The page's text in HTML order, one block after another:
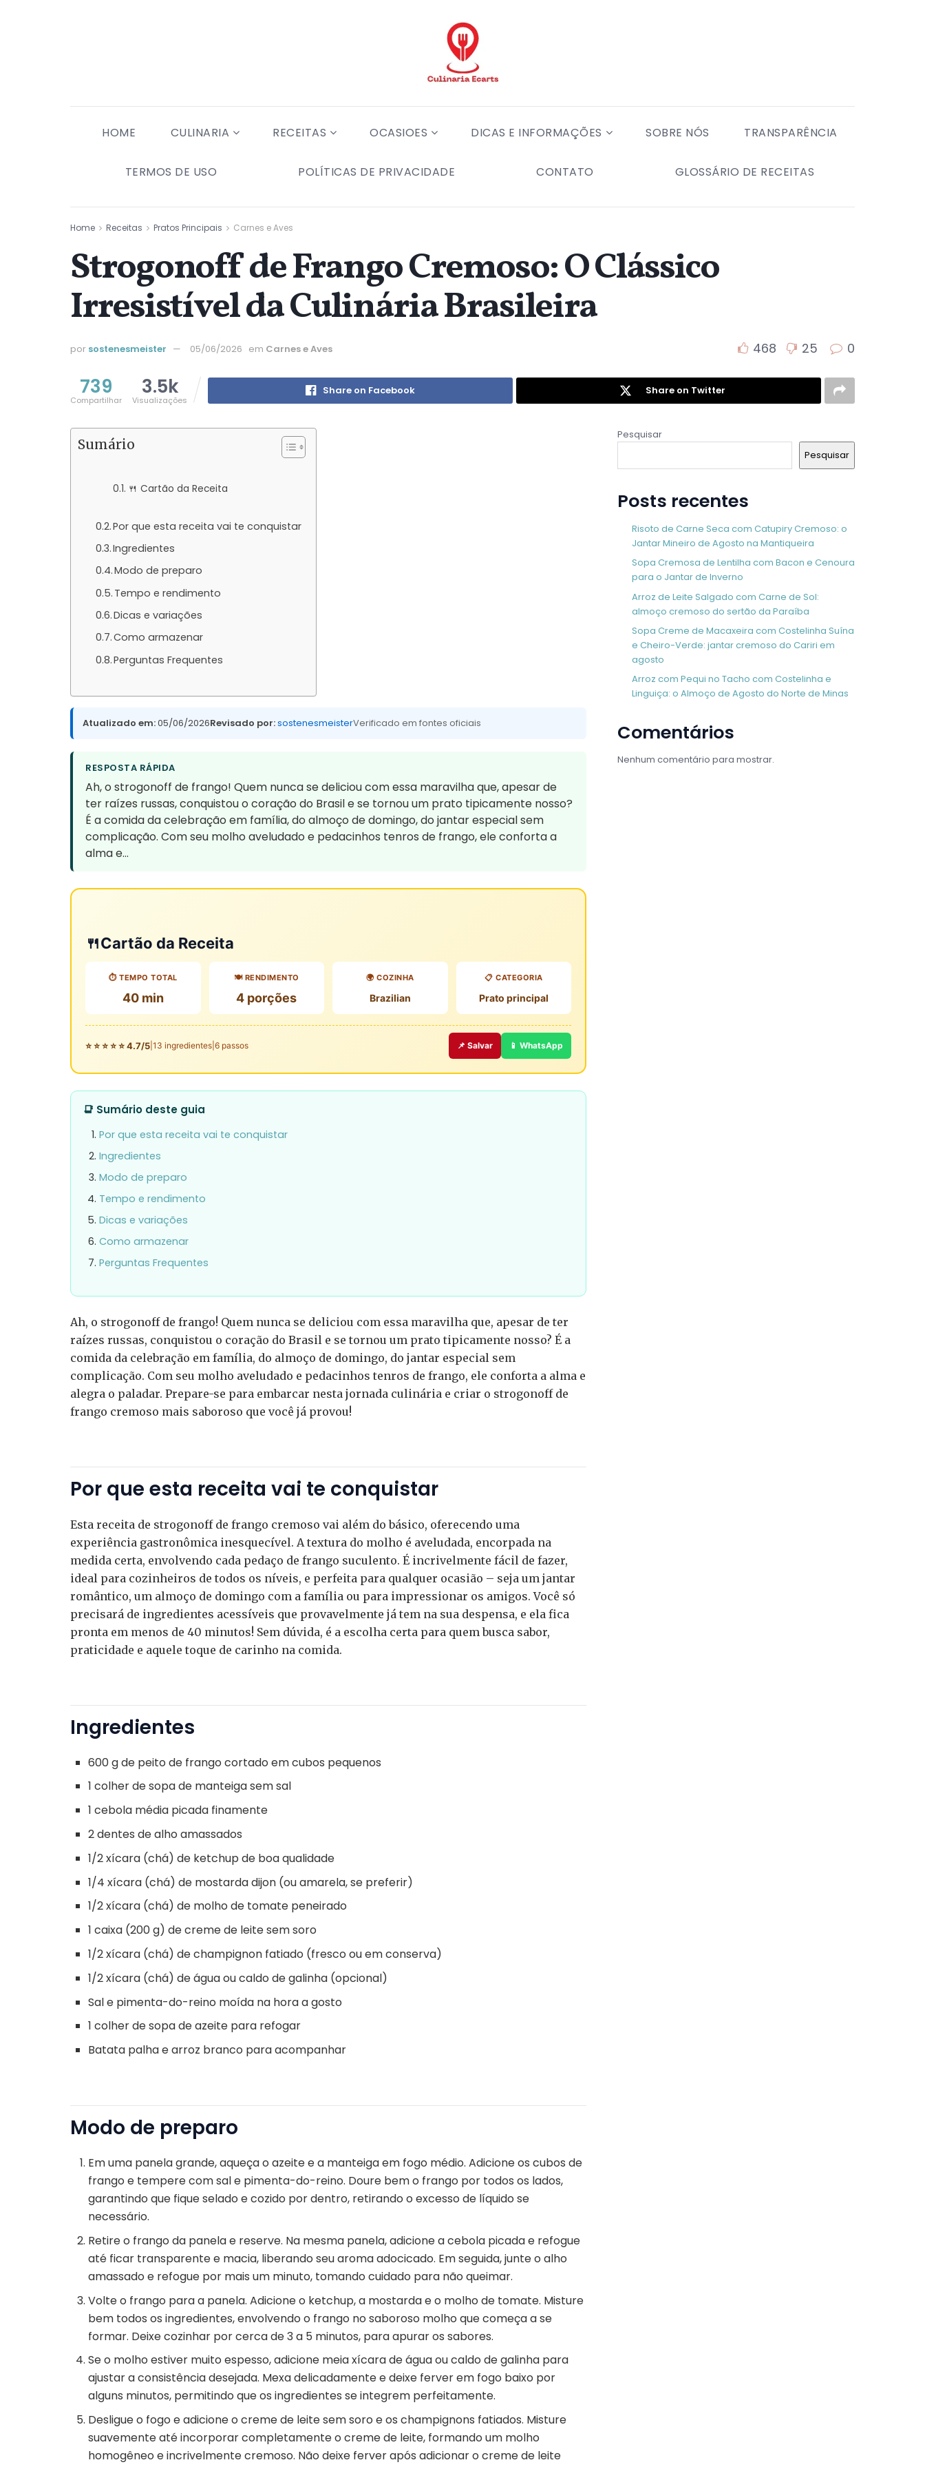
HOME CULINARIA RECEITAS OCASIOES DICAS E INFORMAÇÕES SOBRE NÓS TRANSPARÊNCIA
TERMOS DE USO POLÍTICAS DE PRIVACIDADE CONTATO GLOSSÁRIO DE RECEITAS
Home Receitas Pratos Principais Carnes e Aves
Strogonoff de Frango Cremoso: O Clássico
Irresistível da Culinária Brasileira
por sostenesmeister 05/06/2026 em Carnes e Aves 468 25 0
739
Compartilhar
3.5k
Visualizações
Share on Facebook Share on Twitter
Sumário
🍴 Cartão da Receita
Por que esta receita vai te conquistar
Ingredientes
Modo de preparo
Tempo e rendimento
Dicas e variações
Como armazenar
Perguntas Frequentes
Atualizado em:05/06/2026Revisado por:sostenesmeisterVerificado em fontes oficiais
RESPOSTA RÁPIDA
Ah, o strogonoff de frango! Quem nunca se deliciou com essa maravilha que, apesar de
ter raízes russas, conquistou o coração do Brasil e se tornou um prato tipicamente nosso?
É a comida da celebração em família, do almoço de domingo, do jantar especial sem
complicação. Com seu molho aveludado e pedacinhos tenros de frango, ele conforta a
alma e…
🍴Cartão da Receita
⏱️ TEMPO TOTAL
40 min
🍽️ RENDIMENTO
4 porções
🌍 COZINHA
Brazilian
📋 CATEGORIA
Prato principal
⭐ ⭐ ⭐ ⭐ ⭐ 4.7/5 13 ingredientes 6 passos 📌 Salvar 📱 WhatsApp
📑 Sumário deste guia
Por que esta receita vai te conquistar
Ingredientes
Modo de preparo
Tempo e rendimento
Dicas e variações
Como armazenar
Perguntas Frequentes
Ah, o strogonoff de frango! Quem nunca se deliciou com essa maravilha que, apesar de ter
raízes russas, conquistou o coração do Brasil e se tornou um prato tipicamente nosso? É a
comida da celebração em família, do almoço de domingo, do jantar especial sem
complicação. Com seu molho aveludado e pedacinhos tenros de frango, ele conforta a alma e
alegra o paladar. Prepare-se para embarcar nesta jornada culinária e criar o strogonoff de
frango cremoso mais saboroso que você já provou!
Por que esta receita vai te conquistar
Esta receita de strogonoff de frango cremoso vai além do básico, oferecendo uma
experiência gastronômica inesquecível. A textura do molho é aveludada, encorpada na
medida certa, envolvendo cada pedaço de frango suculento. É incrivelmente fácil de fazer,
ideal para cozinheiros de todos os níveis, e perfeita para qualquer ocasião – seja um jantar
romântico, um almoço de domingo com a família ou para impressionar os amigos. Você só
precisará de ingredientes acessíveis que provavelmente já tem na sua despensa, e ela fica
pronta em menos de 40 minutos! Sem dúvida, é a escolha certa para quem busca sabor,
praticidade e aquele toque de carinho na comida.
Ingredientes
600 g de peito de frango cortado em cubos pequenos
1 colher de sopa de manteiga sem sal
1 cebola média picada finamente
2 dentes de alho amassados
1/2 xícara (chá) de ketchup de boa qualidade
1/4 xícara (chá) de mostarda dijon (ou amarela, se preferir)
1/2 xícara (chá) de molho de tomate peneirado
1 caixa (200 g) de creme de leite sem soro
1/2 xícara (chá) de champignon fatiado (fresco ou em conserva)
1/2 xícara (chá) de água ou caldo de galinha (opcional)
Sal e pimenta-do-reino moída na hora a gosto
1 colher de sopa de azeite para refogar
Batata palha e arroz branco para acompanhar
Modo de preparo
Em uma panela grande, aqueça o azeite e a manteiga em fogo médio. Adicione os cubos de
frango e tempere com sal e pimenta-do-reino. Doure bem o frango por todos os lados,
garantindo que fique selado e cozido por dentro, retirando o excesso de líquido se
necessário.
Retire o frango da panela e reserve. Na mesma panela, adicione a cebola picada e refogue
até ficar transparente e macia, liberando seu aroma adocicado. Em seguida, junte o alho
amassado e refogue por mais um minuto, tomando cuidado para não queimar.
Volte o frango para a panela. Adicione o ketchup, a mostarda e o molho de tomate. Misture
bem todos os ingredientes, envolvendo o frango no saboroso molho que começa a se
formar. Deixe cozinhar por cerca de 3 a 5 minutos, para apurar os sabores.
Se o molho estiver muito espesso, adicione meia xícara de água ou caldo de galinha para
ajustar a consistência desejada. Mexa delicadamente e deixe ferver em fogo baixo por
alguns minutos, permitindo que os ingredientes se integrem perfeitamente.
Desligue o fogo e adicione o creme de leite sem soro e os champignons fatiados. Misture
suavemente até incorporar completamente o creme de leite, formando um molho
homogêneo e incrivelmente cremoso. Não deixe ferver após adicionar o creme de leite
Pesquisar
Pesquisar
Posts recentes
Risoto de Carne Seca com Catupiry Cremoso: o
Jantar Mineiro de Agosto na Mantiqueira
Sopa Cremosa de Lentilha com Bacon e Cenoura
para o Jantar de Inverno
Arroz de Leite Salgado com Carne de Sol:
almoço cremoso do sertão da Paraíba
Sopa Creme de Macaxeira com Costelinha Suína
e Cheiro-Verde: jantar cremoso do Cariri em
agosto
Arroz com Pequi no Tacho com Costelinha e
Linguiça: o Almoço de Agosto do Norte de Minas
Comentários
Nenhum comentário para mostrar.